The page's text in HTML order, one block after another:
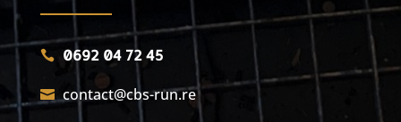
 0692 04 72 45
 contact@cbs-run.re